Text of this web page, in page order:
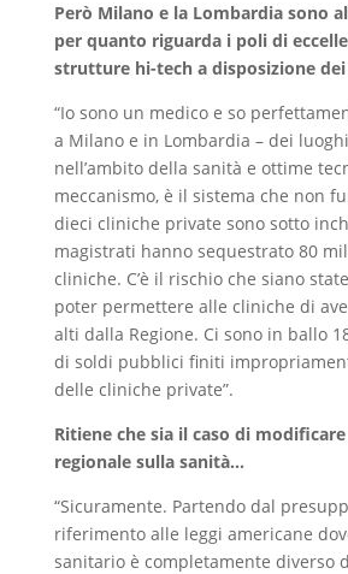
Però Milano e la Lombardia sono
per quanto riguarda i poli di
strutture hi-tech a disposizione
“Io sono un medico e so
a Milano e in Lombardia – dei luoghi
nell’ambito della sanità e ottime
meccanismo, è il sistema che non
dieci cliniche private sono sotto
magistrati hanno sequestrato 80
cliniche. C’è il rischio che siano
poter permettere alle cliniche di
alti dalla Regione. Ci sono in ballo
di soldi pubblici finiti
delle cliniche private”.
Ritiene che sia il caso di
regionale sulla sanità…
“Sicuramente. Partendo dal
riferimento alle leggi americane
sanitario è completamente diverso